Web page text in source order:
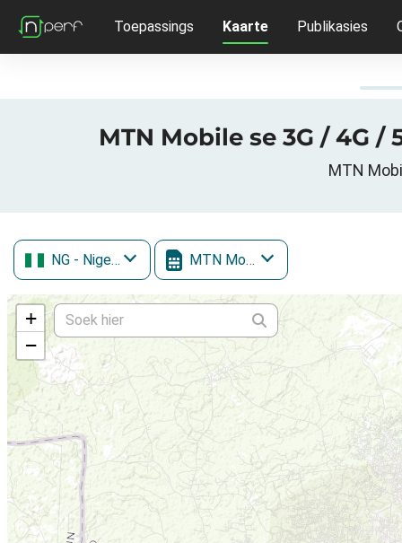
Toepassings Kaarte Publikasies
MTN Mobile se 3G / 4G
MTN
NG - Nigeria MTN Mobile
+
−